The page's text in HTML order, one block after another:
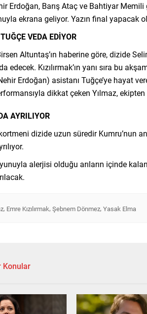
Erdoğan, Barış Ataç ve Bahtiyar
ekrana geliyor. Yazın final yapacak
VEDA EDİYOR
Altuntaş’ın haberine göre, dizide
edecek. Kızılırmak’ın yanı sıra bu
Erdoğan) asistanı Tuğçe’ye hayat
dikkat çeken Yılmaz,
AYRILIYOR
dizide uzun süredir Kumru’nun
alerjisi olduğu arıların içinde
, Emre Kızılırmak, Şebnem Dönmez, Yasak Elma
Konular